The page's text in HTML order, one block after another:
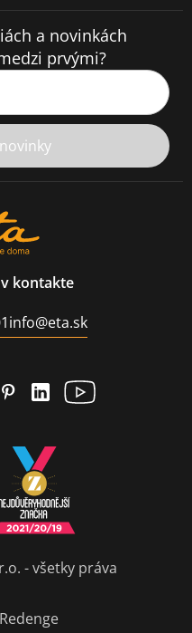
a novinkách
prvými?
kontakte
info@eta.sk
- všetky práva